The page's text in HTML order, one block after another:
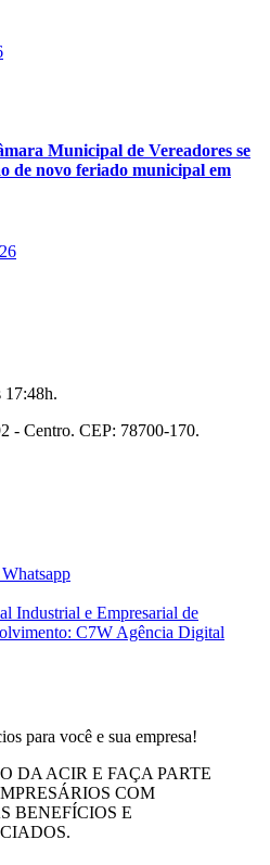
Municipal de Vereadores se
de novo feriado municipal em
17:48h.
- Centro. CEP: 78700-170.
Whatsapp
Industrial e Empresarial de
C7W Agência Digital
para você e sua empresa!
DA ACIR E FAÇA PARTE
COM
BENEFÍCIOS E